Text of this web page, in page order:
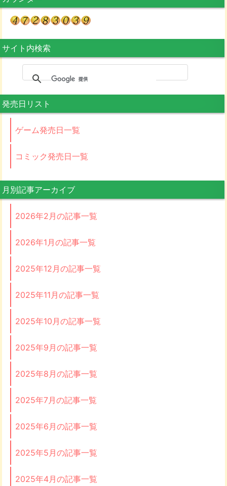
サイト内検索
発売日リスト
ゲーム発売日一覧
コミック発売日一覧
月別記事アーカイブ
2026年2月の記事一覧
2026年1月の記事一覧
2025年12月の記事一覧
2025年11月の記事一覧
2025年10月の記事一覧
2025年9月の記事一覧
2025年8月の記事一覧
2025年7月の記事一覧
2025年6月の記事一覧
2025年5月の記事一覧
2025年4月の記事一覧